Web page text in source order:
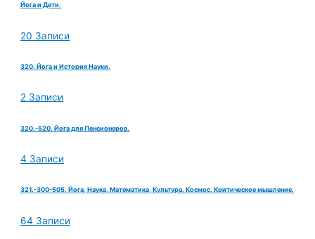
Йога и Дети.
20 Записи
320. Йога и История Науки.
2 Записи
320.-520. Йога для Пенсионеров.
4 Записи
321.-300-505. Йога, Наука, Математика, Культура. Космос. Критическое мышление.
64 Записи